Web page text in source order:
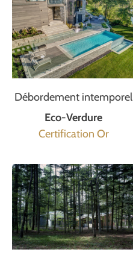
Débordement intemporel
Eco-Verdure
Certification Or